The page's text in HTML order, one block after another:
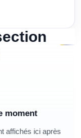
moment
affichés ici après